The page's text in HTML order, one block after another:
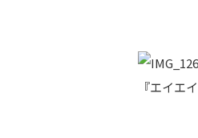
『エイエ